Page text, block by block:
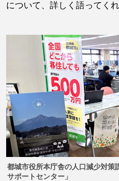
について、詳しく語ってくれ
都城市役所本庁舎の人口減少対策
サポートセンター」